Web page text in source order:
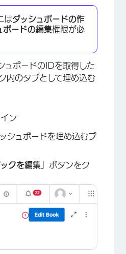
はダッシュボードの作
ボードの編集権限が必
ュボードのIDを取得した
内のタブとして埋め込む
ン
シュボードを埋め込むブ
クを編集」 ボタンをク